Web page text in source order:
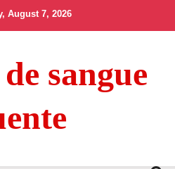
August 7, 2026
sangue